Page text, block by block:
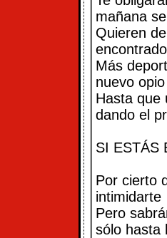
mañana
Quieren
Más
nuevo
Hasta que
dando el
SI ESTÁS
Por cierto
intimidarte
Pero
sólo hasta